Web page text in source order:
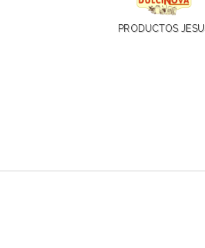
PRODUCTOS